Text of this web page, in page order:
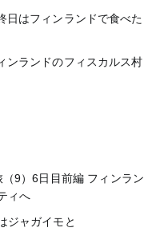
日はフィンランドで食べた
ンランドのフィスカルス村
9）6日目前編 フィンラン
ィへ
ジャガイモと